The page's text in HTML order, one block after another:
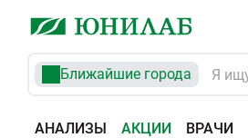
Ближайшие города
АНАЛИЗЫ АКЦИИ ВРАЧИ